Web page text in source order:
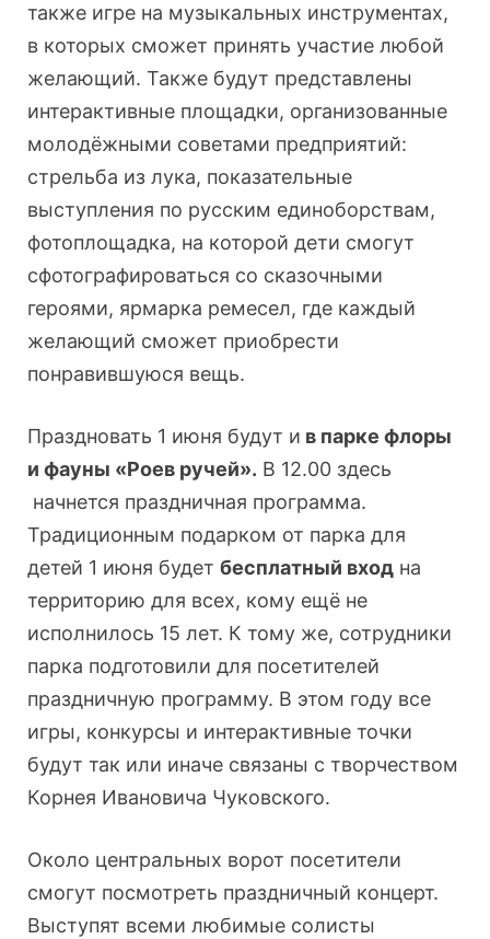
также игре на музыкальных инструментах,
в которых сможет принять участие любой
желающий. Также будут представлены
интерактивные площадки, организованные
молодёжными советами предприятий:
стрельба из лука, показательные
выступления по русским единоборствам,
фотоплощадка, на которой дети смогут
сфотографироваться со сказочными
героями, ярмарка ремесел, где каждый
желающий сможет приобрести
понравившуюся вещь.
Праздновать 1 июня будут и в парке флоры
и фауны «Роев ручей». В 12.00 здесь
начнется праздничная программа.
Традиционным подарком от парка для
детей 1 июня будет бесплатный вход на
территорию для всех, кому ещё не
исполнилось 15 лет. К тому же, сотрудники
парка подготовили для посетителей
праздничную программу. В этом году все
игры, конкурсы и интерактивные точки
будут так или иначе связаны с творчеством
Корнея Ивановича Чуковского.
Около центральных ворот посетители
смогут посмотреть праздничный концерт.
Выступят всеми любимые солисты